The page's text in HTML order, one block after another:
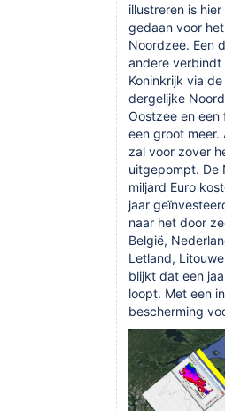
illustreren is
gedaan voor
Noordzee. Een
andere verbindt
Koninkrijk via
dergelijke
Oostzee en
een groot
zal voor zover
uitgepompt. De
miljard Euro
jaar
naar het door
België,
Letland,
blijkt dat een
loopt. Met een
bescherming